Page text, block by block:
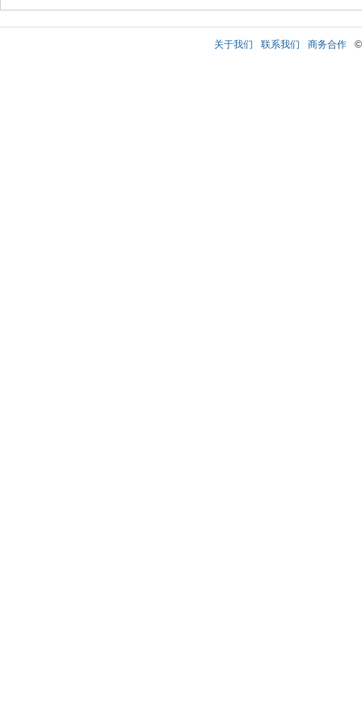
关于我们 联系我们 商务合作